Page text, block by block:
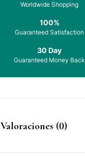
Worldwide Shopping
100%
Guaranteed Satisfaction
30 Day
Guaranteed Money Back
Valoraciones (0)